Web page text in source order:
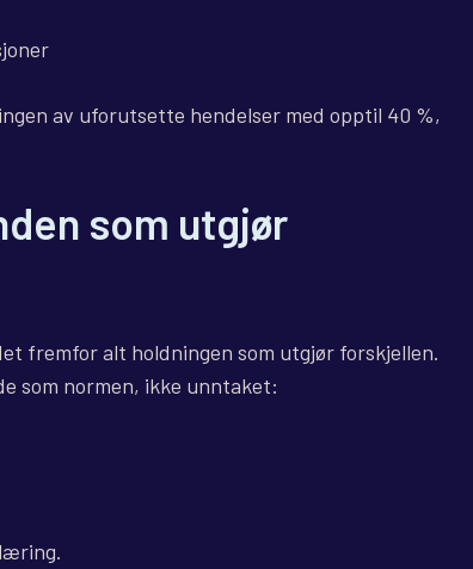
av uforutsette hendelser med opptil 40 %,
som utgjør
fremfor alt holdningen som utgjør forskjellen.
som normen, ikke unntaket: